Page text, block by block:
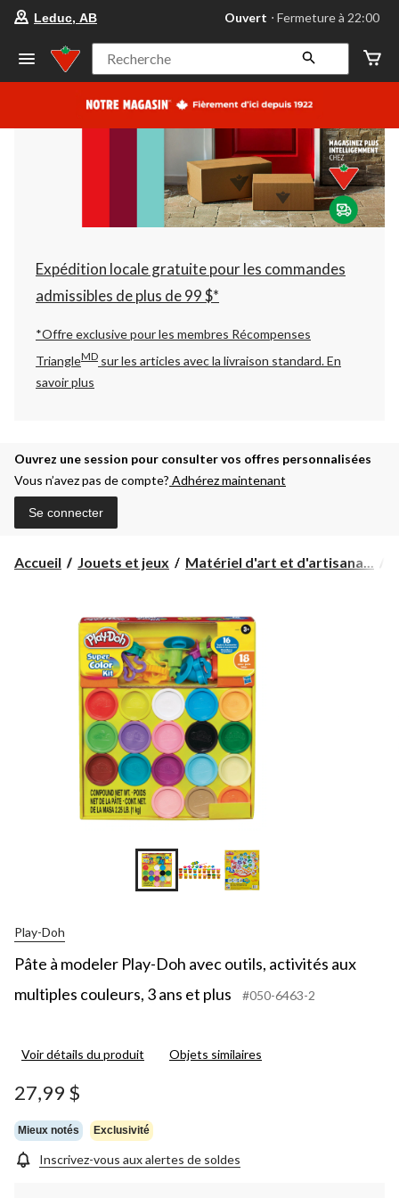
votre
préféré
Leduc,
AB,
courament
Fermeture
à
22:00
cliquer
pour
changer
Leduc, AB Ouvert ⋅ Fermeture à 22:00
Recherche
Expédition locale gratuite pour les commandes
admissibles de plus de 99 $*
*Offre exclusive pour les membres Récompenses
TriangleMD sur les articles avec la livraison standard.En
savoir plus
Ouvrez une session pour consulter vos offres personnalisées
Vous n’avez pas de compte? Adhérez maintenant
Se connecter
Accueil Jouets et jeux Matériel d'art et d'artisana...
Play-Doh
Pâte à modeler Play-Doh avec outils, activités aux
multiples couleurs, 3 ans et plus
#050-6463-2
Voir détails du produit Objets similaires
27,99 $
Mieux notés Exclusivité
Inscrivez-vous aux alertes de soldes